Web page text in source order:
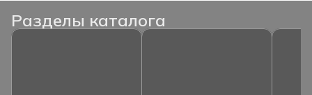
Разделы каталога